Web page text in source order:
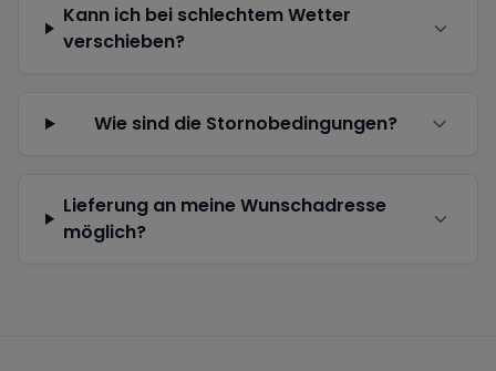
Kann ich bei schlechtem Wetter
verschieben?
Wie sind die Stornobedingungen?
Lieferung an meine Wunschadresse
möglich?